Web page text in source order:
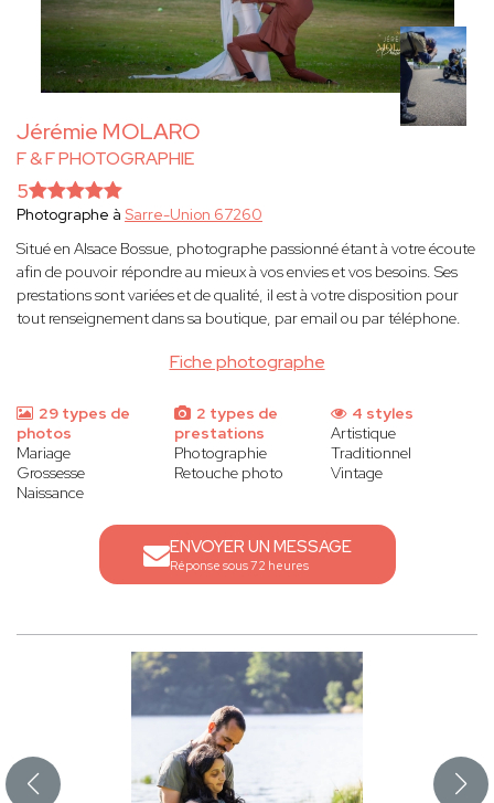
Jérémie MOLARO
F & F PHOTOGRAPHIE
Fiche photographe
5
Photographe à Sarre-Union 67260
Situé en Alsace Bossue, photographe passionné étant à votre écoute
afin de pouvoir répondre au mieux à vos envies et vos besoins. Ses
prestations sont variées et de qualité, il est à votre disposition pour
tout renseignement dans sa boutique, par email ou par téléphone.
29 types de
photos
Mariage
Grossesse
Naissance
2 types de
prestations
Photographie
Retouche photo
4 styles
Artistique
Traditionnel
Vintage
ENVOYER UN MESSAGE
Réponse sous 72 heures